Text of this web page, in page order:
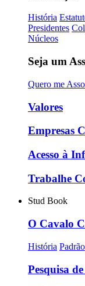
História
Presidentes
Núcleos
Seja um
Quero me
Valores
Empresas
Acesso à
Trabalhe
Stud Book
O Cavalo
História Padrão
Pesquisa